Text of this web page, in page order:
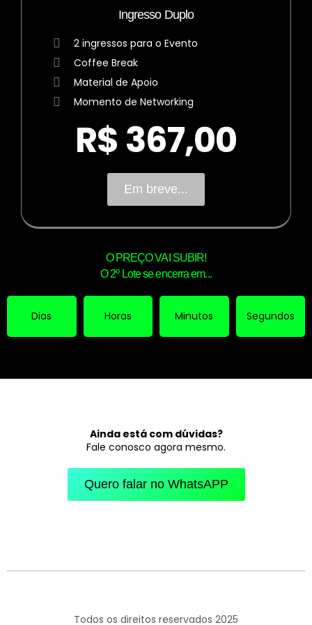
Ingresso Duplo
2 ingressos para o Evento
Coffee Break
Material de Apoio
Momento de Networking
R$ 367,00
Em breve...
O PREÇO VAI SUBIR!
O 2º Lote se encerra em...
Dias Horas Minutos Segundos
Ainda está com dúvidas?
Fale conosco agora mesmo.
Quero falar no WhatsAPP
Todos os direitos reservados 2025